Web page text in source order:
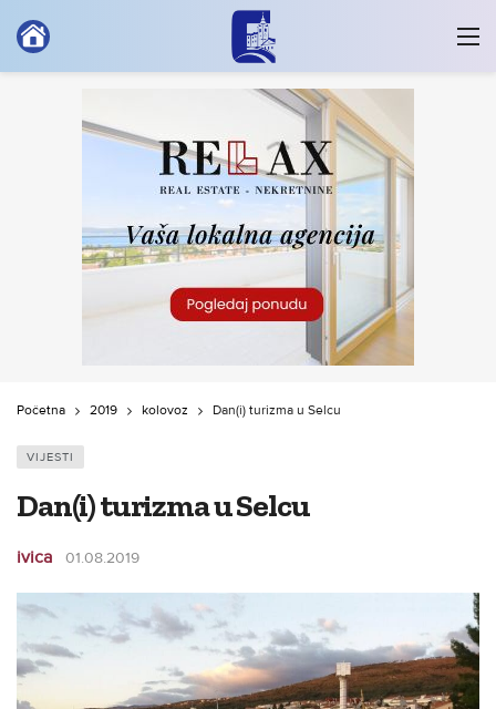
Početna 2019 kolovoz Dan(i) turizma u Selcu
VIJESTI
Dan(i) turizma u Selcu
ivica 01.08.2019